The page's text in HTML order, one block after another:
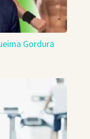
Gordura